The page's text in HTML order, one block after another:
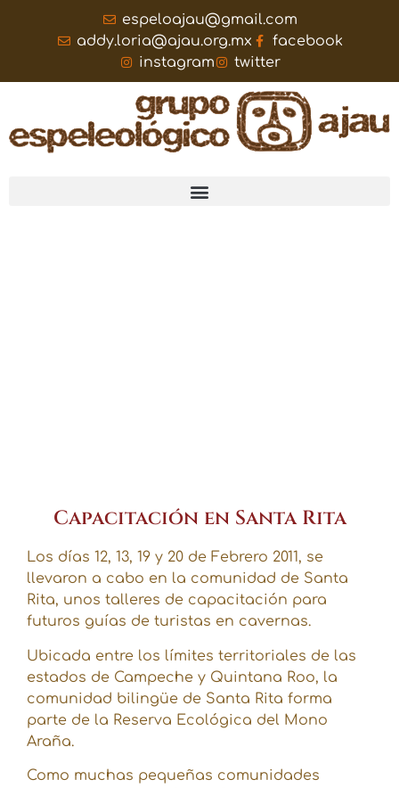
espeloajau@gmail.com
addy.loria@ajau.org.mx
facebook
instagram
twitter
Capacitación en Santa Rita
Los días 12, 13, 19 y 20 de Febrero 2011, se
llevaron a cabo en la comunidad de Santa
Rita, unos talleres de capacitación para
futuros guías de turistas en cavernas.
Ubicada entre los límites territoriales de las
estados de Campeche y Quintana Roo, la
comunidad bilingüe de Santa Rita forma
parte de la Reserva Ecológica del Mono
Araña.
Como muchas pequeñas comunidades